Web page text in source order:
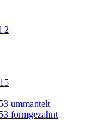
ummantelt
formgezahnt